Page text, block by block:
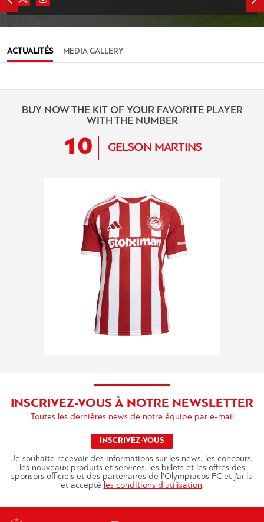
ACTUALITÉS MEDIA GALLERY
BUY NOW THE KIT OF YOUR FAVORITE PLAYER
WITH THE NUMBER
10 GELSON MARTINS
INSCRIVEZ-VOUS À NOTRE NEWSLETTER
Toutes les dernières news de notre équipe par e-mail
INSCRIVEZ-VOUS
Je souhaite recevoir des informations sur les news, les concours,
les nouveaux produits et services, les billets et les offres des
sponsors officiels et des partenaires de l’Olympiacos FC et j’ai lu
et accepté les conditions d’utilisation.